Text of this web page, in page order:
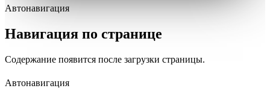
Автонавигация
Навигация по странице
Содержание появится после загрузки страницы.
Автонавигация